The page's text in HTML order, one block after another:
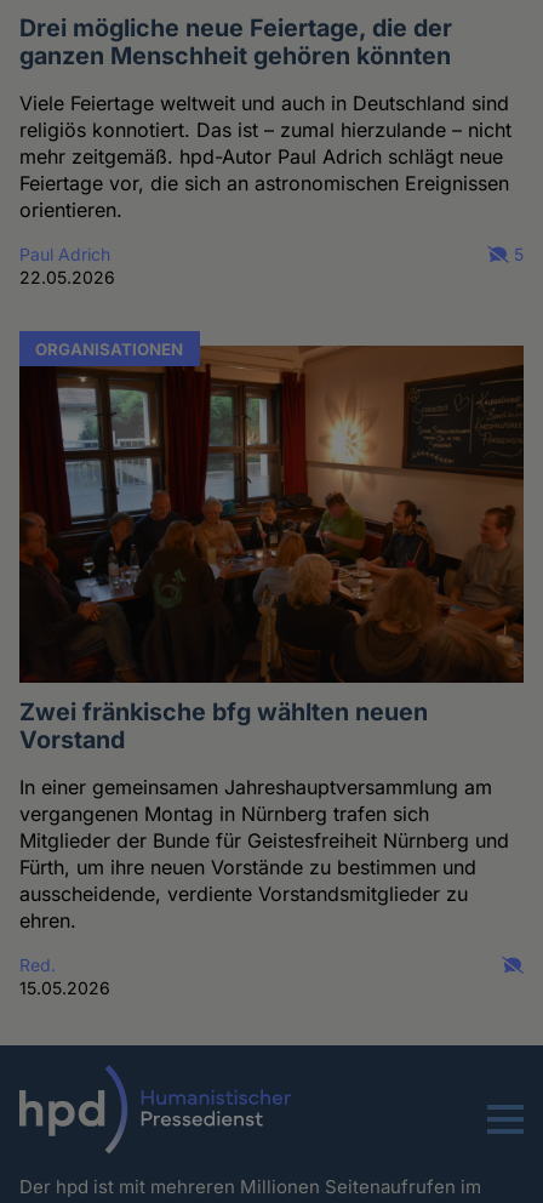
Drei mögliche neue Feiertage, die der
ganzen Menschheit gehören könnten
Viele Feiertage weltweit und auch in Deutschland sind
religiös konnotiert. Das ist – zumal hierzulande – nicht
mehr zeitgemäß. hpd-Autor Paul Adrich schlägt neue
Feiertage vor, die sich an astronomischen Ereignissen
orientieren.
Paul Adrich
22.05.2026
5
ORGANISATIONEN
Zwei fränkische bfg wählten neuen
Vorstand
In einer gemeinsamen Jahreshauptversammlung am
vergangenen Montag in Nürnberg trafen sich
Mitglieder der Bunde für Geistesfreiheit Nürnberg und
Fürth, um ihre neuen Vorstände zu bestimmen und
ausscheidende, verdiente Vorstandsmitglieder zu
ehren.
Red.
15.05.2026
Menu
Der hpd ist mit mehreren Millionen Seitenaufrufen im